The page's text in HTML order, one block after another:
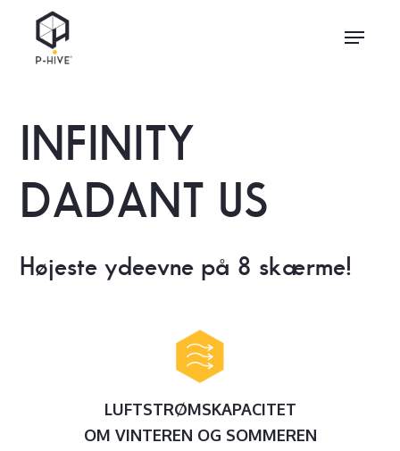
Menu
INFINITY
DADANT US
Højeste ydeevne på 8 skærme!
LUFTSTRØMSKAPACITET
OM VINTEREN OG SOMMEREN